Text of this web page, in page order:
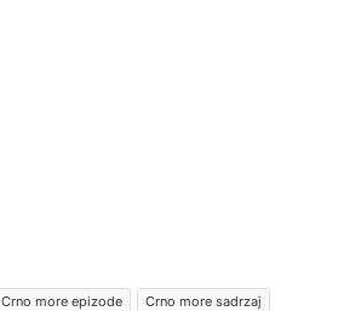
Crno more epizode
Crno more sadrzaj